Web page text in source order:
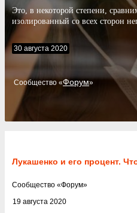
Cообщество «Форум»
Это, в некоторой степени,
изолированный со всех сторон
30 августа 2020
Лукашенко и его процент.
19 августа 2020
Cообщество «Форум»